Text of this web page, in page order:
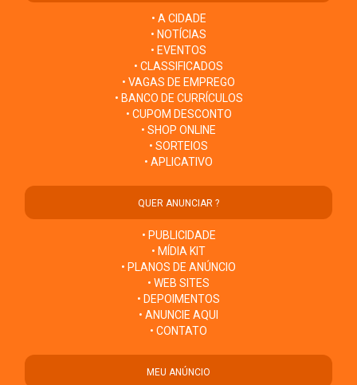
• A CIDADE
• NOTÍCIAS
• EVENTOS
• CLASSIFICADOS
• VAGAS DE EMPREGO
• BANCO DE CURRÍCULOS
• CUPOM DESCONTO
• SHOP ONLINE
• SORTEIOS
• APLICATIVO
QUER ANUNCIAR ?
• PUBLICIDADE
• MÍDIA KIT
• PLANOS DE ANÚNCIO
• WEB SITES
• DEPOIMENTOS
• ANUNCIE AQUI
• CONTATO
MEU ANÚNCIO